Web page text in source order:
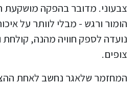
צבעוני. מדובר בהפקה מושקעת
הומור ורגש - מבלי לוותר על
נועדה לספק חוויה מהנה,
צופים.
המחזמר שלאגר נחשב לאחת